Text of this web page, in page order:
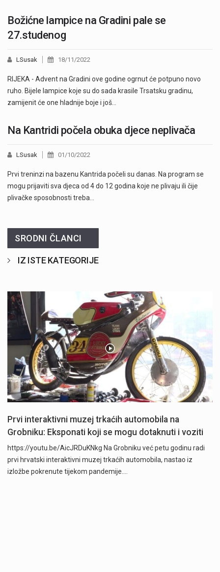
Božićne lampice na Gradini pale se
27.studenog
LSusak 18/11/2022
RIJEKA - Advent na Gradini ove godine ogrnut će potpuno novo
ruho. Bijele lampice koje su do sada krasile Trsatsku gradinu,
zamijenit će one hladnije boje i još…
Na Kantridi počela obuka djece neplivača
LSusak 01/10/2022
Prvi treninzi na bazenu Kantrida počeli su danas. Na program se
mogu prijaviti sva djeca od 4 do 12 godina koje ne plivaju ili čije
plivačke sposobnosti treba…
SRODNI ČLANCI
IZ ISTE KATEGORIJE
Prvi interaktivni muzej trkaćih automobila na
Grobniku: Eksponati koji se mogu dotaknuti i voziti
https://youtu.be/AicJRDuKNkg Na Grobniku već petu godinu radi
prvi hrvatski interaktivni muzej trkaćih automobila, nastao iz
izložbe pokrenute tijekom pandemije.…